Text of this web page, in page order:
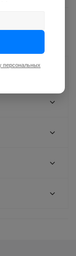
персональных